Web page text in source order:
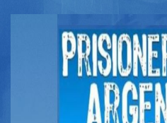
Buscador
Documentos